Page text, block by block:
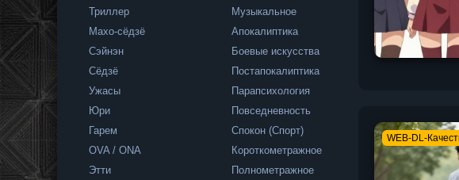
Триллер
Махо-сёдзё
Сэйнэн
Сёдзё
Ужасы
Юри
Гарем
OVA / ONA
Этти
Музыкальное
Апокалиптика
Боевые искусства
Постапокалиптика
Парапсихология
Повседневность
Спокон (Спорт)
Короткометражное
Полнометражное
WEB-DL-